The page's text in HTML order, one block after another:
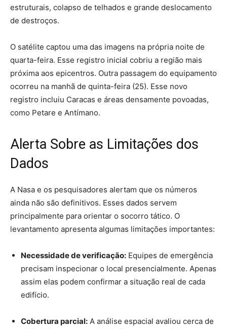
estruturais, colapso de telhados e grande deslocamento
de destroços.
O satélite captou uma das imagens na própria noite de
quarta-feira. Esse registro inicial cobriu a região mais
próxima aos epicentros. Outra passagem do equipamento
ocorreu na manhã de quinta-feira (25). Esse novo
registro incluiu Caracas e áreas densamente povoadas,
como Petare e Antímano.
Alerta Sobre as Limitações dos
Dados
A Nasa e os pesquisadores alertam que os números
ainda não são definitivos. Esses dados servem
principalmente para orientar o socorro tático. O
levantamento apresenta algumas limitações importantes:
Necessidade de verificação: Equipes de emergência
precisam inspecionar o local presencialmente. Apenas
assim elas podem confirmar a situação real de cada
edifício.
Cobertura parcial: A análise espacial avaliou cerca de